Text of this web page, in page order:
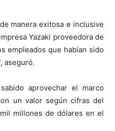
manera exitosa e inclusive
Yazaki proveedora de
empleados que habían sido
aseguró.
aprovechar el marco
un valor según cifras del
millones de dólares en el